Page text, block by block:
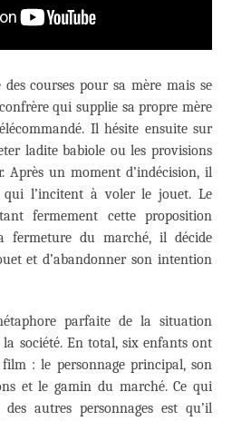
courses pour sa mère mais se
qui supplie sa propre mère
Il hésite ensuite sur
ladite babiole ou les provisions
Après un moment d’indécision, il
l’incitent à voler le jouet. Le
fermement cette proposition
fermeture du marché, il décide
et d’abandonner son intention
parfaite de la situation
société. En total, six enfants ont
: le personnage principal, son
et le gamin du marché. Ce qui
autres personnages est qu’il